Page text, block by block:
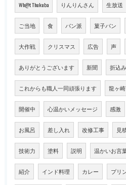
Wh@t Thukuba りんりんさん 生放送
ご当地 食 パン派 菓子パン
大作戦 クリスマス 広告 声
ありがとうございます 新聞 折込
これからも職人一同頑張ります 龍ヶ
開催中 心温かいメッセージ 感激
お風呂 差し入れ 改修工事 見
技術力 塗料 説明 温かいお言
紹介 インド料理 カレー プリ